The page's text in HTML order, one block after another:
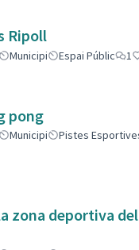
Ripoll
Municipi Espai Públic 1
pong
Municipi Pistes
zona deportiva